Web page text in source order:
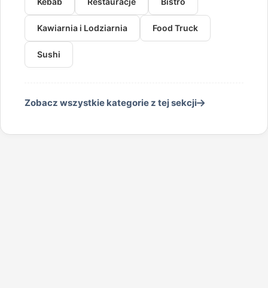
Kawiarnia i Lodziarnia Food Truck
Sushi
Zobacz wszystkie kategorie z tej sekcji